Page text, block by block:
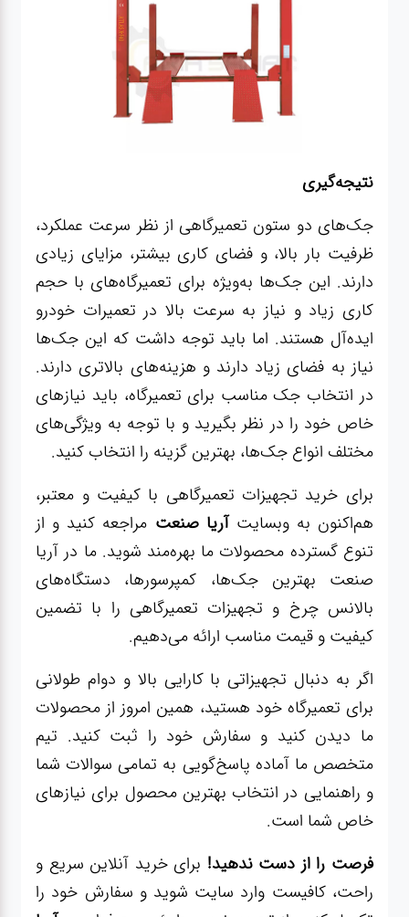
نتیجه‌گیری
جک‌های دو ستون تعمیرگاهی از نظر سرعت عملکرد،
ظرفیت بار بالا، و فضای کاری بیشتر، مزایای زیادی
دارند. این جک‌ها به‌ویژه برای تعمیرگاه‌های با حجم
کاری زیاد و نیاز به سرعت بالا در تعمیرات خودرو
ایده‌آل هستند. اما باید توجه داشت که این جک‌ها
نیاز به فضای زیاد دارند و هزینه‌های بالاتری دارند.
در انتخاب جک مناسب برای تعمیرگاه، باید نیازهای
خاص خود را در نظر بگیرید و با توجه به ویژگی‌های
مختلف انواع جک‌ها، بهترین گزینه را انتخاب کنید.
برای خرید تجهیزات تعمیرگاهی با کیفیت و معتبر،
هم‌اکنون به وبسایتآریا صنعت مراجعه کنید و از
تنوع گسترده محصولات ما بهره‌مند شوید. ما در آریا
صنعت بهترین جک‌ها، کمپرسورها، دستگاه‌های
بالانس چرخ و تجهیزات تعمیرگاهی را با تضمین
کیفیت و قیمت مناسب ارائه می‌دهیم.
اگر به دنبال تجهیزاتی با کارایی بالا و دوام طولانی
برای تعمیرگاه خود هستید، همین امروز از محصولات
ما دیدن کنید و سفارش خود را ثبت کنید. تیم
متخصص ما آماده پاسخ‌گویی به تمامی سوالات شما
و راهنمایی در انتخاب بهترین محصول برای نیازهای
خاص شما است.
فرصت را از دست ندهید! برای خرید آنلاین سریع و
راحت، کافیست وارد سایت شوید و سفارش خود را